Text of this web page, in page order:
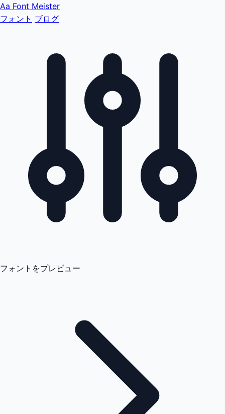
Aa Font Meister
フォント ブログ
フォントをプレビュー